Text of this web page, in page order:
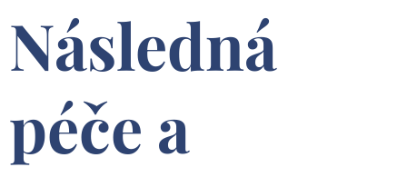
Následná
péče a